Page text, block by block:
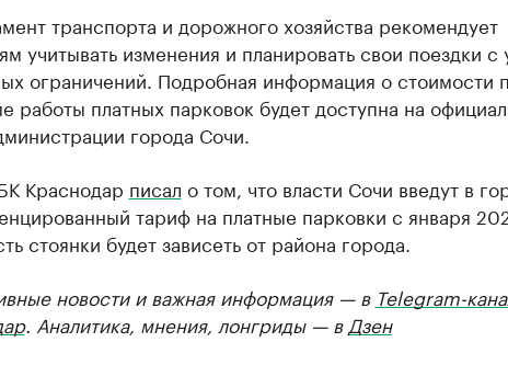
транспорта и дорожного хозяйства рекомендует
учитывать изменения и планировать свои поездки с
ограничений. Подробная информация о стоимости
работы платных парковок будет доступна на
города Сочи.
Краснодар писал о том, что власти Сочи введут в
тариф на платные парковки с января
стоянки будет зависеть от района города.
новости и важная информация — в Telegram-
. Аналитика, мнения, лонгриды — в Дзен